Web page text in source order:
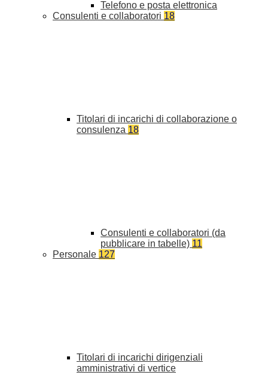
Telefono e posta elettronica
Consulenti e collaboratori 18
Titolari di incarichi di collaborazione o
consulenza 18
Consulenti e collaboratori (da
pubblicare in tabelle) 11
Personale 127
Titolari di incarichi dirigenziali
amministrativi di vertice